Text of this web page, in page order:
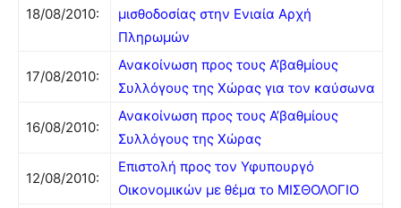
18/08/2010:
μισθοδοσίας στην Ενιαία Αρχή
Πληρωμών
17/08/2010:
Ανακοίνωση προς τους Α’βαθμίους
Συλλόγους της Χώρας για τον καύσωνα
16/08/2010:
Ανακοίνωση προς τους Α’βαθμίους
Συλλόγους της Χώρας
12/08/2010:
Επιστολή προς τον Υφυπουργό
Οικονομικών με θέμα το ΜΙΣΘΟΛΟΓΙΟ